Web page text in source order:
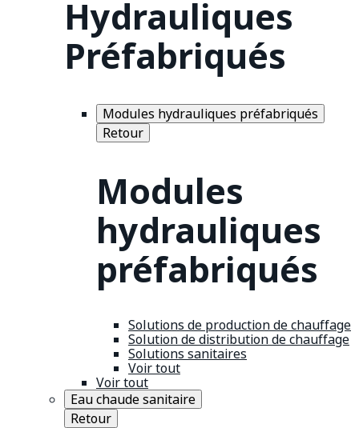
Hydrauliques
Préfabriqués
Modules hydrauliques préfabriqués
Retour
Modules
hydrauliques
préfabriqués
Solutions de production de chauffage
Solution de distribution de chauffage
Solutions sanitaires
Voir tout
Voir tout
Eau chaude sanitaire
Retour